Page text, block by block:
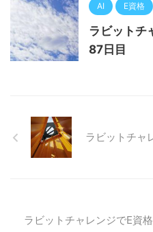
AI E資格
ラビットチ
87日目
ラビットチャ
ラビットチャレンジでE資